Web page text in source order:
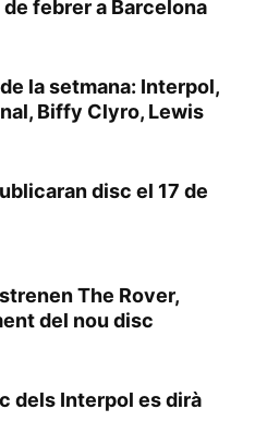
febrer a Barcelona
la setmana: Interpol,
Biffy Clyro, Lewis
disc el 17 de
The Rover,
del nou disc
dels Interpol es dirà